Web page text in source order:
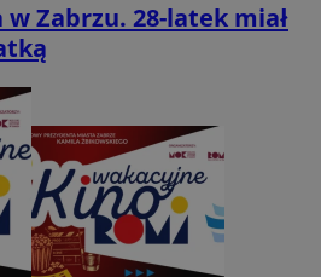
Zabrzu. 28-latek miał